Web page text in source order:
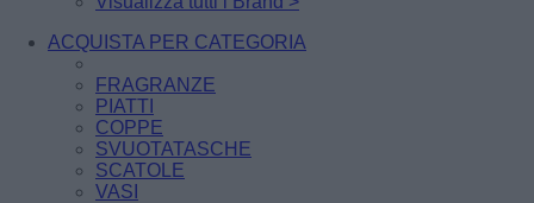
ACQUISTA PER CATEGORIA
FRAGRANZE
PIATTI
COPPE
SVUOTATASCHE
SCATOLE
VASI